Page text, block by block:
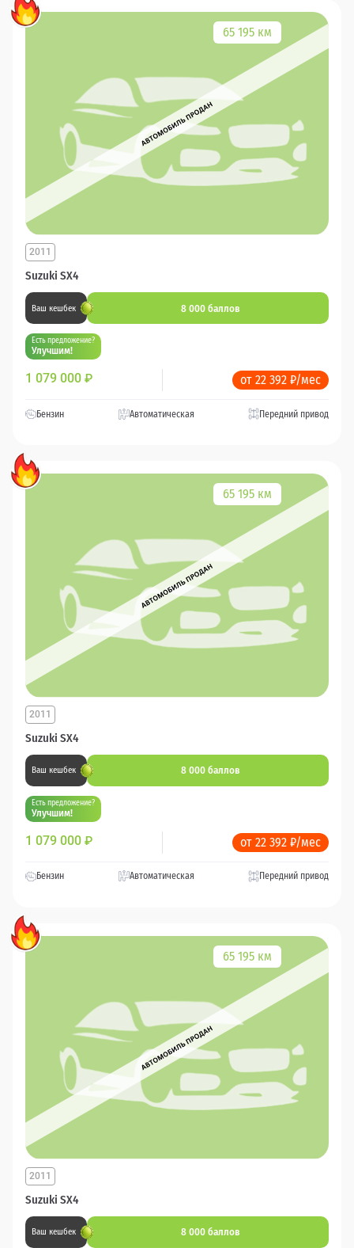
65 195 км
Suzuki SX4
2011
Ваш кешбек 8 000 баллов
Есть предложение?
Улучшим!
1 079 000 ₽ от 22 392 ₽/мес
Бензин Автоматическая Передний привод
65 195 км
Suzuki SX4
2011
Ваш кешбек 8 000 баллов
Есть предложение?
Улучшим!
1 079 000 ₽ от 22 392 ₽/мес
Бензин Автоматическая Передний привод
65 195 км
Suzuki SX4
2011
Ваш кешбек 8 000 баллов